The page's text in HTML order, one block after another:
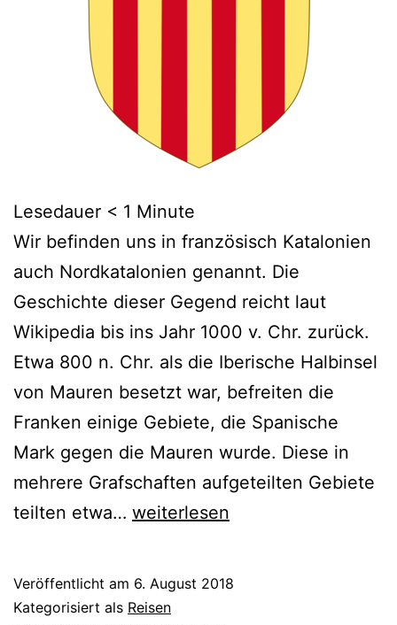
Lesedauer < 1 Minute
Wir befinden uns in französisch Katalonien
auch Nordkatalonien genannt. Die
Geschichte dieser Gegend reicht laut
Wikipedia bis ins Jahr 1000 v. Chr. zurück.
Etwa 800 n. Chr. als die Iberische Halbinsel
von Mauren besetzt war, befreiten die
Franken einige Gebiete, die Spanische
Mark gegen die Mauren wurde. Diese in
mehrere Grafschaften aufgeteilten Gebiete
teilten etwa… Nordkatalonien
weiterlesen
Veröffentlicht am 6. August 2018
Kategorisiert als Reisen